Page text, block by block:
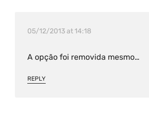
05/12/2013 at 14:18
A opção foi removida mesmo…
REPLY